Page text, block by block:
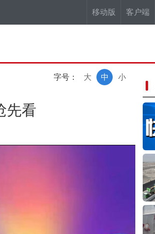
移动版 客户端
字号： 小
中
大
先看